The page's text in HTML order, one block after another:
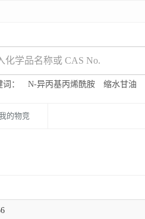
： N-异丙基丙烯酰胺 缩水甘油
的物竞